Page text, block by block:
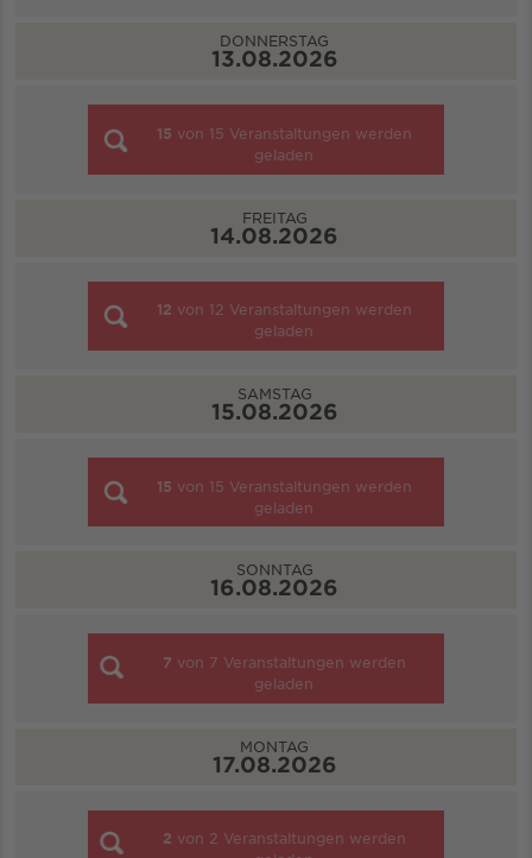
DONNERSTAG
13.08.2026
15 von 15 Veranstaltungen werden
geladen
FREITAG
14.08.2026
12 von 12 Veranstaltungen werden
geladen
SAMSTAG
15.08.2026
15 von 15 Veranstaltungen werden
geladen
SONNTAG
16.08.2026
7 von 7 Veranstaltungen werden
geladen
MONTAG
17.08.2026
2 von 2 Veranstaltungen werden